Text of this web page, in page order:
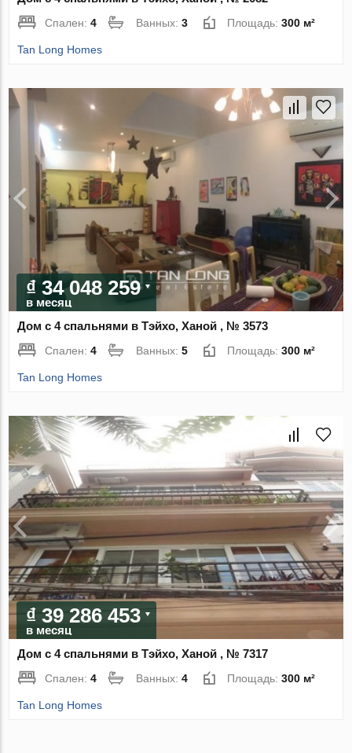
Спален:4 Ванных:3 Площадь:300 м²
Tan Long Homes
₫ 34 048 259
в месяц
Дом с 4 спальнями в Тэйхо, Ханой , № 3573
Спален:4 Ванных:5 Площадь:300 м²
Tan Long Homes
₫ 39 286 453
в месяц
Дом с 4 спальнями в Тэйхо, Ханой , № 7317
Спален:4 Ванных:4 Площадь:300 м²
Tan Long Homes